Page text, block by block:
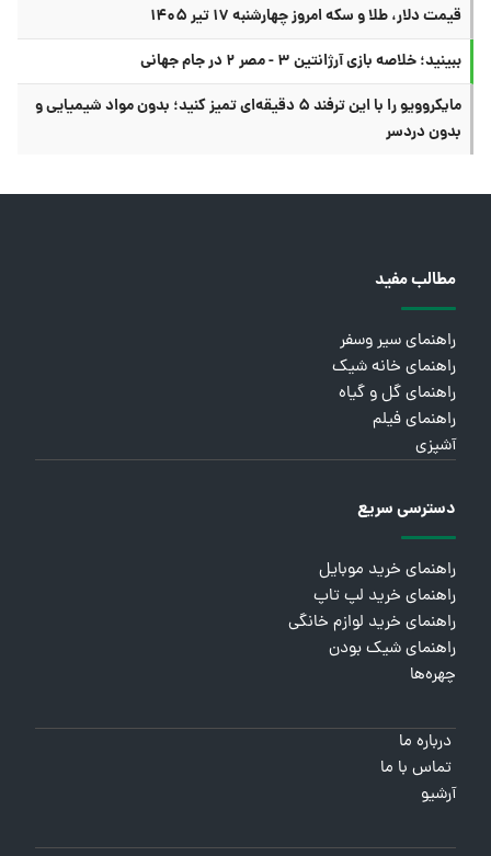
قیمت دلار، طلا و سکه امروز چهارشنبه ۱۷ تیر ۱۴۰۵
ببینید؛ خلاصه بازی آرژانتین ۳ - مصر ۲ در جام جهانی
مایکروویو را با این ترفند ۵ دقیقه‌ای تمیز کنید؛ بدون مواد شیمیایی و
بدون دردسر
مطالب مفید
راهنمای سیر وسفر
راهنمای خانه شیک
راهنمای گل و گیاه
راهنمای فیلم
آشپزی
دسترسی سریع
راهنمای خرید موبایل
راهنمای خرید لپ تاپ
راهنمای خرید لوازم خانگی
راهنمای شیک بودن
چهره‌ها
درباره ما
تماس با ما
آرشیو